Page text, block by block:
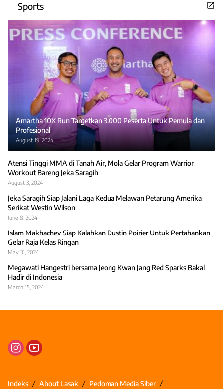
Sports
Amartha 10X Run Targetkan 3.000 Peserta Untuk Pemula dan
Profesional
August 19, 2024
Atensi Tinggi MMA di Tanah Air, Mola Gelar Program Warrior
Workout Bareng Jeka Saragih
August 3, 2024
Jeka Saragih Siap Jalani Laga Kedua Melawan Petarung Amerika
Serikat Westin Wilson
June 8, 2024
Islam Makhachev Siap Kalahkan Dustin Poirier Untuk Pertahankan
Gelar Raja Kelas Ringan
May 31, 2024
Megawati Hangestri bersama Jeong Kwan Jang Red Sparks Bakal
Hadir di Indonesia
March 15, 2024
Indeks About Lasak Pedoman Media Siber